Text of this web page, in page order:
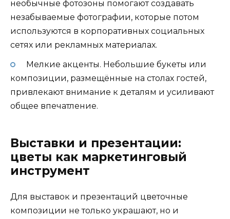
необычные фотозоны помогают создавать
незабываемые фотографии, которые потом
используются в корпоративных социальных
сетях или рекламных материалах.
Мелкие акценты. Небольшие букеты или
композиции, размещённые на столах гостей,
привлекают внимание к деталям и усиливают
общее впечатление.
Выставки и презентации:
цветы как маркетинговый
инструмент
Для выставок и презентаций цветочные
композиции не только украшают, но и